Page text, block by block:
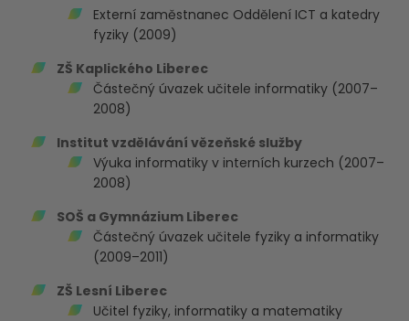
Externí zaměstnanec Oddělení ICT a katedry
fyziky (2009)
ZŠ Kaplického Liberec
Částečný úvazek učitele informatiky (2007–
2008)
Institut vzdělávání vězeňské služby
Výuka informatiky v interních kurzech (2007–
2008)
SOŠ a Gymnázium Liberec
Částečný úvazek učitele fyziky a informatiky
(2009–2011)
ZŠ Lesní Liberec
Učitel fyziky, informatiky a matematiky